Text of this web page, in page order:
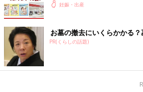
妊娠・出産
お墓の撤去にいくらかかる
PR(くらしの話題)